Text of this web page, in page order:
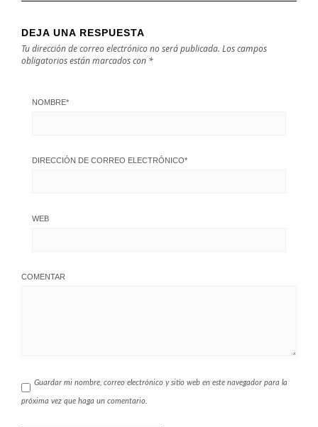
DEJA UNA RESPUESTA
Tu dirección de correo electrónico no será publicada. Los campos
obligatorios están marcados con *
NOMBRE*
DIRECCIÓN DE CORREO ELECTRÓNICO*
WEB
COMENTAR
Guardar mi nombre, correo electrónico y sitio web en este navegador para la
próxima vez que haga un comentario.